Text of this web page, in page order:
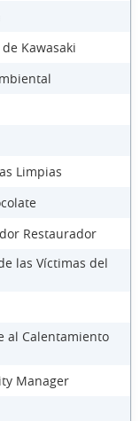
Kawasaki
Limpias
Restaurador
las Víctimas del
al Calentamiento
Manager